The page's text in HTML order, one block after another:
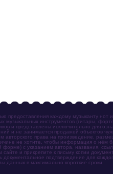
предоставления каждому музыканту нот
музыкальных инструментов (гитары,
и представлены исключительно для
и не занимается продажей объектов
авторского права на произведение,
не хотите, чтобы информация о нём
с указанием автора, названия,
и прикрепите к письму копии
подтверждение для
данных в максимально короткие сроки.